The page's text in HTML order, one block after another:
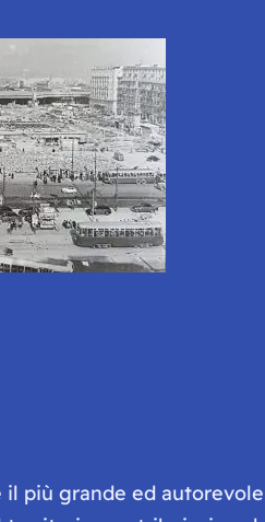
il più grande ed